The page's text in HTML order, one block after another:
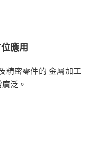
應用
精密零件的 金屬加工
泛。